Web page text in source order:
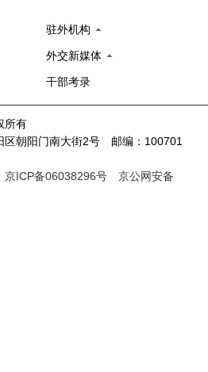
驻外机构
外交新媒体
干部考录
所有
区朝阳门南大街2号 邮编：100701
京ICP备06038296号
京公网安备